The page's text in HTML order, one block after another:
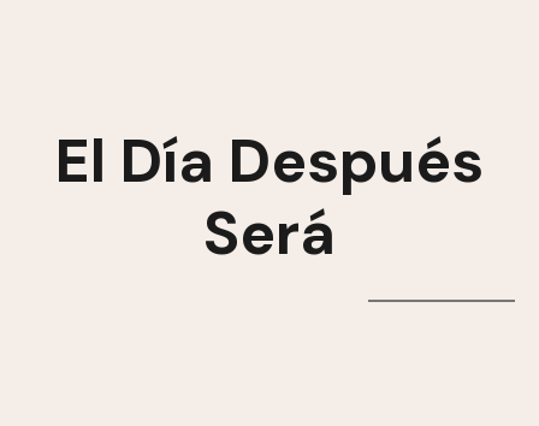
El Día Después
Será